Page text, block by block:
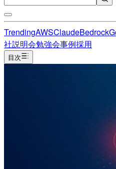
TrendingAWSClaudeBedrock
社説明会勉強会事例採用
目次